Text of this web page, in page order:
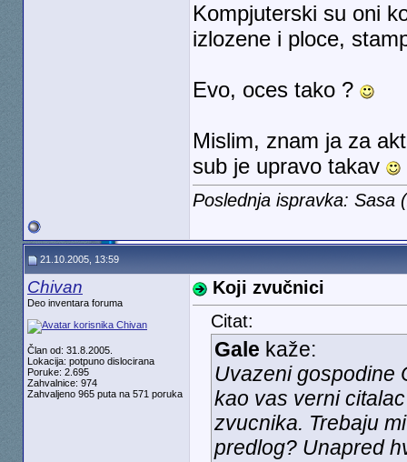
Kompjuterski su oni
izlozene i ploce,
Evo, oces tako ?
Mislim, znam ja za
sub je upravo takav
Poslednja ispravka: Sasa
21.10.2005, 13:59
Chivan
Deo inventara foruma
Član od: 31.8.2005.
Lokacija: potpuno dislocirana
Poruke: 2.695
Zahvalnice: 974
Zahvaljeno 965 puta na 571 poruka
Koji zvučnici
Citat:
Gale kaže:
Uvazeni gospodine
kao vas verni
zvucnika. Trebaju
predlog? Unapred